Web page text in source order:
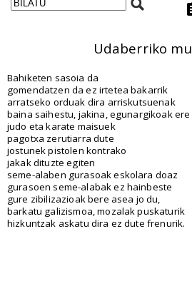
Udaberriko
Bahiketen sasoia da
gomendatzen da ez irtetea bakarrik
arratseko orduak dira arriskutsuenak
baina saihestu, jakina, egunargikoak ere
judo eta karate maisuek
pagotxa zerutiarra dute
jostunek pistolen kontrako
jakak dituzte egiten
seme-alaben gurasoak eskolara doaz
gurasoen seme-alabak ez hainbeste
gure zibilizazioak bere asea jo du,
barkatu galizismoa, mozalak puskaturik
hizkuntzak askatu dira ez dute frenurik.